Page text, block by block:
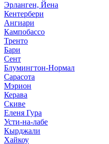
Эрланген, Йена
Кентербери
Ангиари
Кампобассо
Тренто
Бари
Сент
Блумингтон-Нормал
Сарасота
Мэрион
Керава
Скиве
Еленя Гура
Усти-на-лабе
Кырджали
Хайкоу